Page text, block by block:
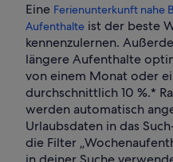
Eine Ferienunterkunft nahe
Aufenthalte ist der beste
kennenzulernen.
längere Aufenthalte
von einem Monat oder
durchschnittlich 10 %.*
werden automatisch
Urlaubsdaten in das
die Filter